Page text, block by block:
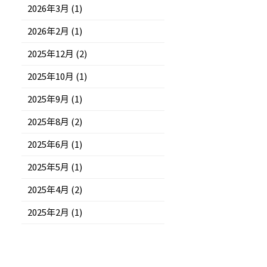
2026年3月 (1)
2026年2月 (1)
2025年12月 (2)
2025年10月 (1)
2025年9月 (1)
2025年8月 (2)
2025年6月 (1)
2025年5月 (1)
2025年4月 (2)
2025年2月 (1)